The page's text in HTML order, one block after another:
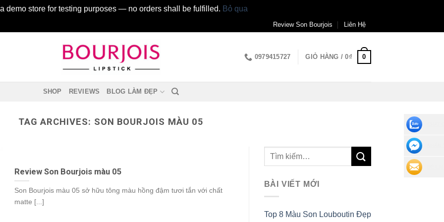
demo store for testing purposes — no orders shall be fulfilled. Bỏ qua
Review Son Bourjois Liên Hệ
0979415727 GIỎ HÀNG /0₫ 0
SHOP REVIEWS BLOG LÀM ĐẸP
TAG ARCHIVES: SON BOURJOIS MÀU 05
Review Son Bourjois màu 05
Son Bourjois màu 05 sở hữu tông màu hồng đậm tươi tắn với chất
matte [...]
BÀI VIẾT MỚI
Top 8 Màu Son Louboutin Đẹp